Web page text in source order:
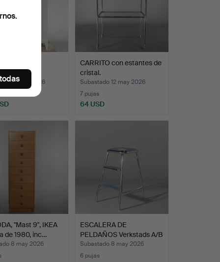
14 may 2026
CARRITO con estantes de
cristal.
Subastado 12 may 2026
7 pujas
64 USD
"Mast 9", IKEA
de 1980, inc…
8 may 2026
ESCALERA DE
PELDAÑOS Verkstads A/B
Lindqvi…
Subastado 8 may 2026
6 pujas